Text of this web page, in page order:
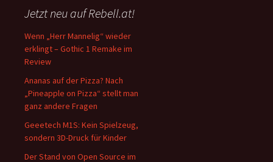
Jetzt neu auf Rebell.at!
Wenn „Herr Mannelig“ wieder
erklingt – Gothic 1 Remake im
Review
Ananas auf der Pizza? Nach
„Pineapple on Pizza“ stellt man
ganz andere Fragen
Geeetech M1S: Kein Spielzeug,
sondern 3D-Druck für Kinder
Der Stand von Open Source im